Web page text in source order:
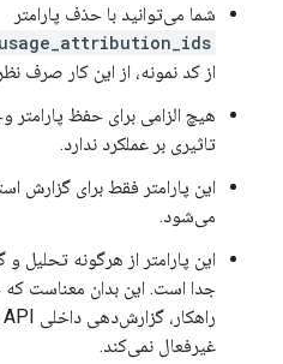
شما می‌توانید با حذف پارامتر
از کد نمونه، از این کار صرف
هیچ الزامی برای حفظ پارامتر
تاثیری بر عملکرد ندارد.
این پارامتر فقط برای گزارش
می‌شود.
جدا است. این بدان معناست که
غیرفعال نمی‌کند.